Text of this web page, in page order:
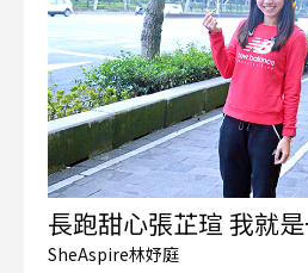
長跑甜心張芷瑄 我就是
SheAspire林妤庭